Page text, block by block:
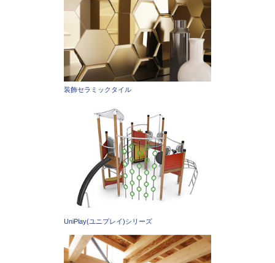
装飾セラミックタイル
UniPlay(ユニプレイ)シリーズ